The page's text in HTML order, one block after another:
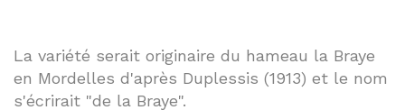
La variété serait originaire du hameau la Braye
en Mordelles d'après Duplessis (1913) et le nom
s'écrirait "de la Braye".